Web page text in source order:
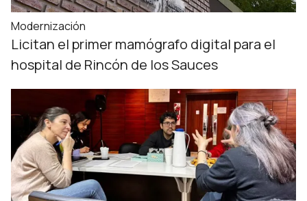
Modernización
Licitan el primer mamógrafo digital para el
hospital de Rincón de los Sauces